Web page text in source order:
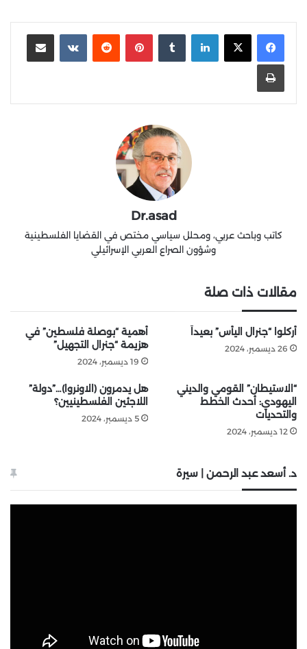
لينكدإن بينتيريست
Dr.asad
كاتب وباحث عربي، ومحلل سياسي مختص في القضايا الفلسطينية
وشؤون الصراع العربي الإسرائيلي
مقالات ذات صلة
أُركلوا “جنرال اليأس” بعيداً
26 ديسمبر، 2024
أهمية “بوصلة فلسطين” في
هزيمة “جنرال التجهيل”
19 ديسمبر، 2024
“الاستيطان” القومي والديني
اليهودي: أحدث الخطط
والتحديات
12 ديسمبر، 2024
هل يدمرون (الاونروا)…”دولة”
اللاجئين الفلسطينيين؟
5 ديسمبر، 2024
د. أسعد عبد الرحمن | سيرة